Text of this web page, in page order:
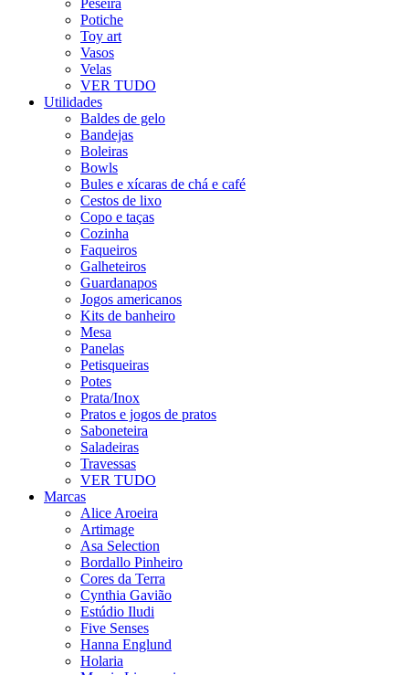
Peseira
Potiche
Toy art
Vasos
Velas
VER TUDO
Utilidades
Baldes de gelo
Bandejas
Boleiras
Bowls
Bules e xícaras de chá e café
Cestos de lixo
Copo e taças
Cozinha
Faqueiros
Galheteiros
Guardanapos
Jogos americanos
Kits de banheiro
Mesa
Panelas
Petisqueiras
Potes
Prata/Inox
Pratos e jogos de pratos
Saboneteira
Saladeiras
Travessas
VER TUDO
Marcas
Alice Aroeira
Artimage
Asa Selection
Bordallo Pinheiro
Cores da Terra
Cynthia Gavião
Estúdio Iludi
Five Senses
Hanna Englund
Holaria